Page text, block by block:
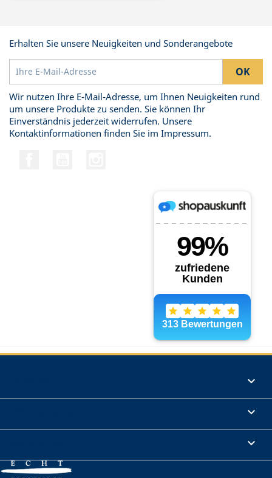
Erhalten Sie unsere Neuigkeiten und Sonderangebote
Wir nutzen Ihre E-Mail-Adresse, um Ihnen Neuigkeiten rund
um unsere Produkte zu senden. Sie können Ihr
Einverständnis jederzeit widerrufen. Unsere
Kontaktinformationen finden Sie im Impressum.


